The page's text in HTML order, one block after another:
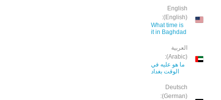
English
(English):
What time is
it in Baghdad
العربية
(Arabic):
ما هو عليه في
الوقت بغداد
Deutsch
(German):